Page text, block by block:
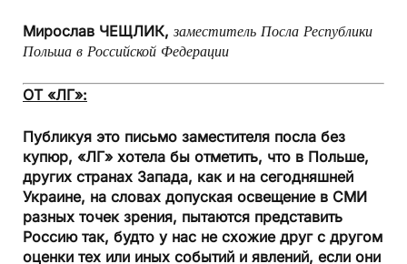
Мирослав ЧЕЩЛИК, заместитель Посла Республики
Польша в Российской Федерации
ОТ «ЛГ»:
Публикуя это письмо заместителя посла без
купюр, «ЛГ» хотела бы отметить, что в Польше,
других странах Запада, как и на сегодняшней
Украине, на словах допуская освещение в СМИ
разных точек зрения, пытаются представить
Россию так, будто у нас не схожие друг с другом
оценки тех или иных событий и явлений, если они